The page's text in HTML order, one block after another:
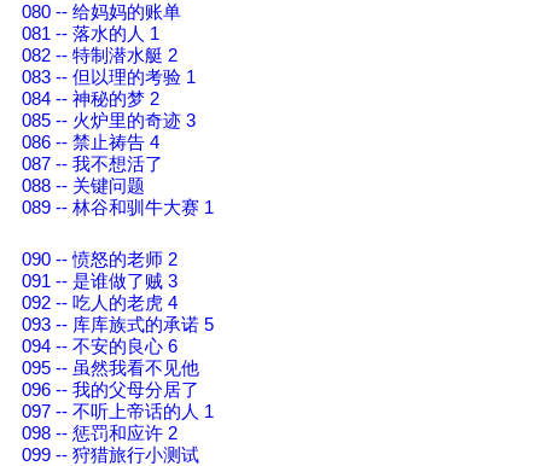
080 -- 给妈妈的账单
081 -- 落水的人 1
082 -- 特制潜水艇 2
083 -- 但以理的考验 1
084 -- 神秘的梦 2
085 -- 火炉里的奇迹 3
086 -- 禁止祷告 4
087 -- 我不想活了
088 -- 关键问题
089 -- 林谷和驯牛大赛 1
090 -- 愤怒的老师 2
091 -- 是谁做了贼 3
092 -- 吃人的老虎 4
093 -- 库库族式的承诺 5
094 -- 不安的良心 6
095 -- 虽然我看不见他
096 -- 我的父母分居了
097 -- 不听上帝话的人 1
098 -- 惩罚和应许 2
099 -- 狩猎旅行小测试